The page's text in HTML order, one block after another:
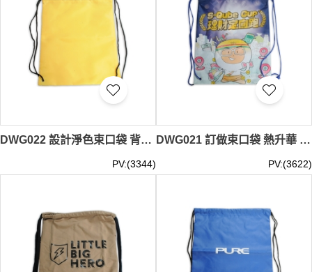
DWG022 設計淨色束口袋 背袋 100%滌 索繩袋製造商 #34*43cm
PV:(3344)
DWG021 訂做束口袋 熱升華 索繩袋供應商 #34*43cm
PV:(3622)